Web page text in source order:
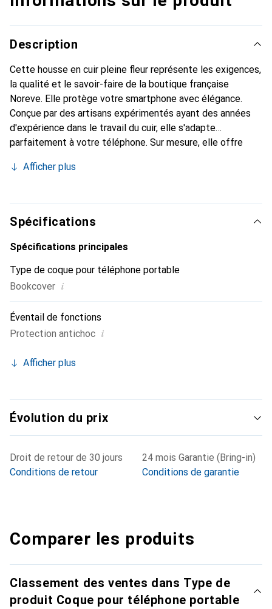
Description
Cette housse en cuir pleine fleur représente les exigences,
la qualité et le savoir-faire de la boutique française
Noreve. Elle protège votre smartphone avec élégance.
Conçue par des artisans expérimentés ayant des années
d'expérience dans le travail du cuir, elle s'adapte
parfaitement à votre téléphone. Sur mesure, elle offre
Elle devient un accessoire chic et indispensable pour votre
internationalement pour ses produits de haute qualité et
constitue un choix fiable pour une clientèle exigeante.
Afficher plus
Spécifications
Spécifications principales
Type de coque pour téléphone portable
Bookcover i
Éventail de fonctions
Protection antichoc i
Afficher plus
Évolution du prix
Droit de retour de 30 jours
Conditions de retour
24 mois Garantie (Bring-in)
Conditions de garantie
Comparer les produits
Classement des ventes dans Type de
produit Coque pour téléphone portable